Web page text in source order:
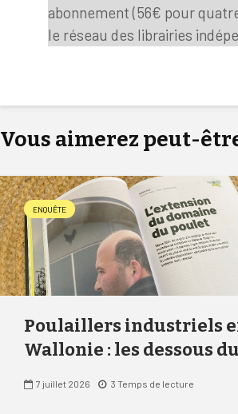
abonnement (56€ pour
le réseau des librairies
Vous aimerez peut-
ENQUÊTE
Poulaillers industriels
Wallonie : les dessous
7 juillet 2026 3 Temps de lecture